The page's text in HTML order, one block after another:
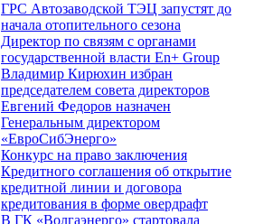
ГРС Автозаводской ТЭЦ запустят до
начала отопительного сезона
Директор по связям с органами
государственной власти En+ Group
Владимир Кирюхин избран
председателем совета директоров
Евгений Федоров назначен
Генеральным директором
«ЕвроСибЭнерго»
Конкурс на право заключения
Кредитного соглашения об открытие
кредитной линии и договора
кредитования в форме овердрафт
В ГК «Волгаэнерго» стартовала